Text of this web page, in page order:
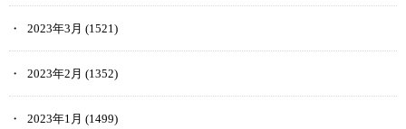
2023年3月 (1521)
2023年2月 (1352)
2023年1月 (1499)